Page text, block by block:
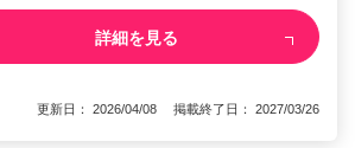
詳細を見る
更新日： 2026/04/08 掲載終了日： 2027/03/26